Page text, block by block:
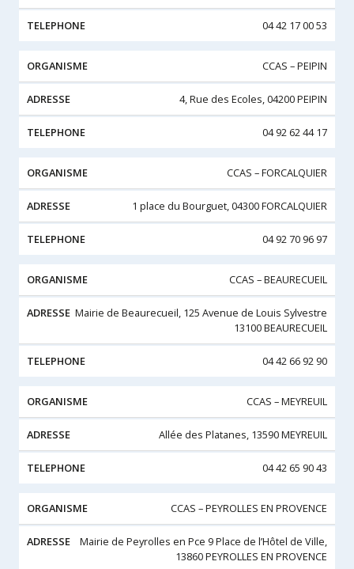
04 42 17 00 53
CCAS – PEIPIN
4, Rue des Ecoles, 04200 PEIPIN
04 92 62 44 17
CCAS – FORCALQUIER
1 place du Bourguet, 04300 FORCALQUIER
04 92 70 96 97
CCAS – BEAURECUEIL
Mairie de Beaurecueil, 125 Avenue de Louis Sylvestre
13100 BEAURECUEIL
04 42 66 92 90
CCAS – MEYREUIL
Allée des Platanes, 13590 MEYREUIL
04 42 65 90 43
CCAS – PEYROLLES EN PROVENCE
Mairie de Peyrolles en Pce 9 Place de l’Hôtel de Ville,
13860 PEYROLLES EN PROVENCE